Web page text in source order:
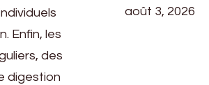
Enfin, les
des
digestion
août 3, 2026